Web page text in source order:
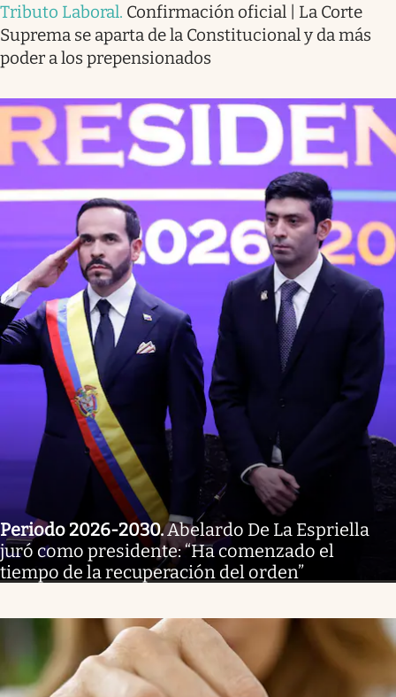
Tributo Laboral. Confirmación oficial | La Corte
Suprema se aparta de la Constitucional y da más
poder a los prepensionados
Periodo 2026-2030.Abelardo De La Espriella
juró como presidente: “Ha comenzado el
tiempo de la recuperación del orden”